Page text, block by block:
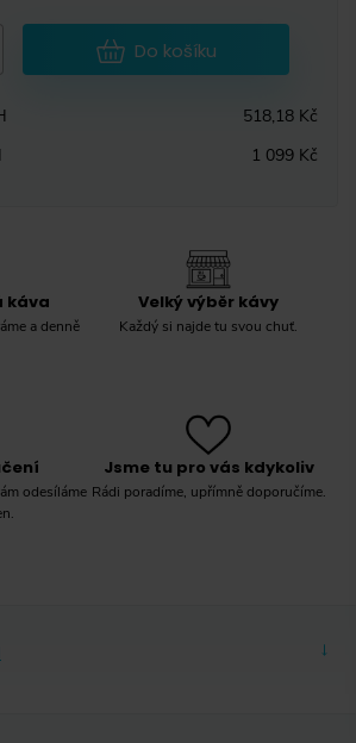
Do košíku
518,18 Kč
1 099 Kč
káva
a denně
Velký výběr kávy
Každý si najde tu svou chuť.
odesíláme
Jsme tu pro vás kdykoliv
Rádi poradíme, upřímně doporučíme.
→